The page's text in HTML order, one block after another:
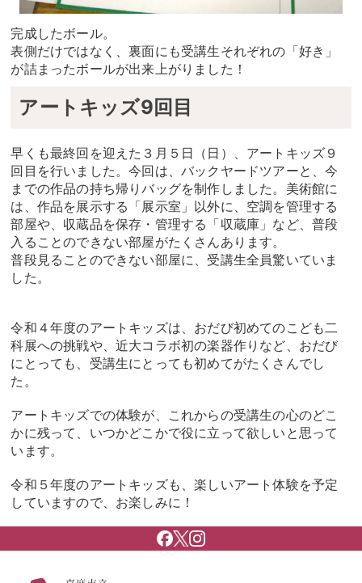
完成したボール。
表側だけではなく、裏面にも受講生それぞれの「好き」
が詰まったボールが出来上がりました！
アートキッズ9回目
早くも最終回を迎えた３月５日（日）、アートキッズ９
回目を行いました。今回は、バックヤードツアーと、今
までの作品の持ち帰りバッグを制作しました。美術館に
は、作品を展示する「展示室」以外に、空調を管理する
部屋や、収蔵品を保存・管理する「収蔵庫」など、普段
入ることのできない部屋がたくさんあります。
普段見ることのできない部屋に、受講生全員驚いていま
した。
令和４年度のアートキッズは、おだび初めてのこども二
科展への挑戦や、近大コラボ初の楽器作りなど、おだび
にとっても、受講生にとっても初めてがたくさんでし
た。
アートキッズでの体験が、これからの受講生の心のどこ
かに残って、いつかどこかで役に立って欲しいと思って
います。
令和５年度のアートキッズも、楽しいアート体験を予定
していますので、お楽しみに！